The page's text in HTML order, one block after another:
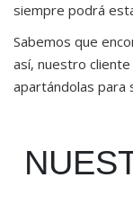
siempre podrá
Sabemos que
así, nuestro
apartándolas para